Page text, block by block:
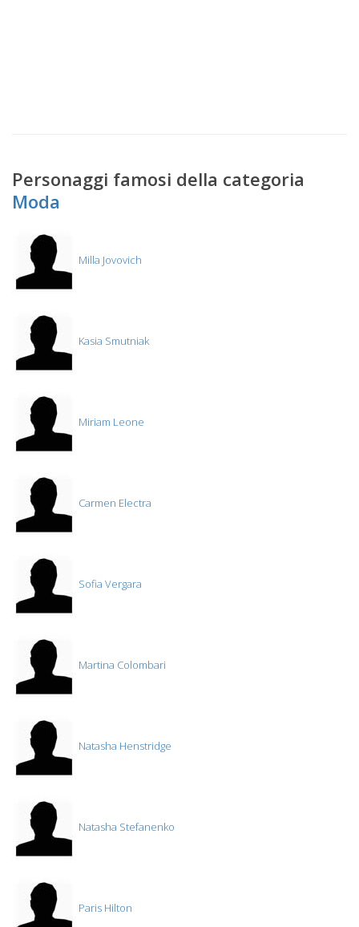
Personaggi famosi della categoria
Moda
Milla Jovovich
Kasia Smutniak
Miriam Leone
Carmen Electra
Sofia Vergara
Martina Colombari
Natasha Henstridge
Natasha Stefanenko
Paris Hilton